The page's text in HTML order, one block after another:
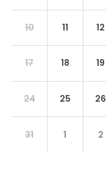
10 11 12
17 18 19
24 25 26
31 1 2